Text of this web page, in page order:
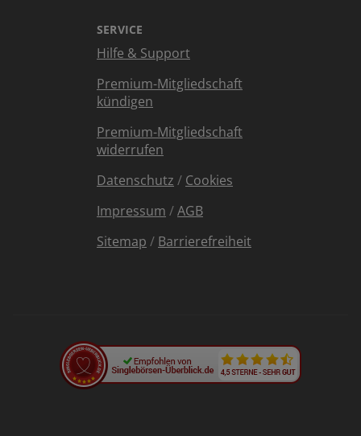
SERVICE
Hilfe & Support
Premium-Mitgliedschaft
kündigen
Premium-Mitgliedschaft
widerrufen
Datenschutz / Cookies
Impressum /AGB
Sitemap / Barrierefreiheit